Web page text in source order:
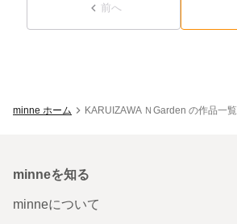
前へ
minne ホーム KARUIZAWA ＮGarden の作品一覧
minneを知る
minneについて